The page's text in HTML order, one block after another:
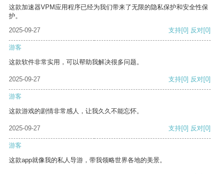
这款加速器VPM应用程序已经为我们带来了无限的隐私保护和安全性保
护。
2025-09-27
支持[0] 反对[0]
游客
这款软件非常实用，可以帮助我解决很多问题。
2025-09-27 支持[0] 反对[0]
游客
这款游戏的剧情非常感人，让我久久不能忘怀。
2025-09-27 支持[0] 反对[0]
游客
这款app就像我的私人导游，带我领略世界各地的美景。